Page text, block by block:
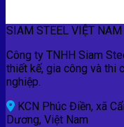
SIAM STEEL VIỆT NAM
Công ty TNHH Siam
thiết kế, gia công và thi
nghiệp.
KCN Phúc Điền, xã
Dương, Việt Nam